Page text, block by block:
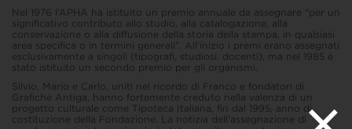
Nel 1976 l’APHA ha istituito un premio annuale da assegnare “per un
significativo contributo allo studio, alla catalogazione, alla
conservazione o alla diffusione della storia della stampa, in qualsiasi
area specifica o in termini generali”. All’inizio i premi erano assegnati
esclusivamente a singoli (tipografi, studiosi, docenti), ma nel 1985 è
stato istituito un secondo premio per gli organismi.
Silvio, Mario e Carlo, uniti nel ricordo di Franco e fondatori di
Grafiche Antiga, hanno fortemente creduto nella valenza di un
progetto culturale come Tipoteca Italiana, fin dal 1995, anno di
costituzione della Fondazione. La notizia dell’assegnazione di